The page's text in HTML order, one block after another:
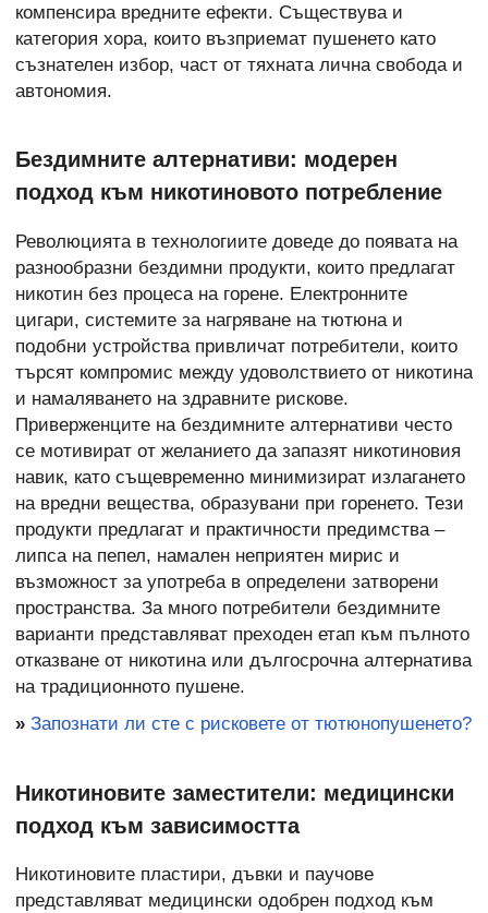
компенсира вредните ефекти. Съществува и
категория хора, които възприемат пушенето като
съзнателен избор, част от тяхната лична свобода и
автономия.
Бездимните алтернативи: модерен
подход към никотиновото потребление
Революцията в технологиите доведе до появата на
разнообразни бездимни продукти, които предлагат
никотин без процеса на горене. Електронните
цигари, системите за нагряване на тютюна и
подобни устройства привличат потребители, които
търсят компромис между удоволствието от никотина
и намаляването на здравните рискове.
Приверженците на бездимните алтернативи често
се мотивират от желанието да запазят никотиновия
навик, като същевременно минимизират излагането
на вредни вещества, образувани при горенето. Тези
продукти предлагат и практичности предимства –
липса на пепел, намален неприятен мирис и
възможност за употреба в определени затворени
пространства. За много потребители бездимните
варианти представляват преходен етап към пълното
отказване от никотина или дългосрочна алтернатива
на традиционното пушене.
» Запознати ли сте с рисковете от тютюнопушенето?
Никотиновите заместители: медицински
подход към зависимостта
Никотиновите пластири, дъвки и паучове
представляват медицински одобрен подход към